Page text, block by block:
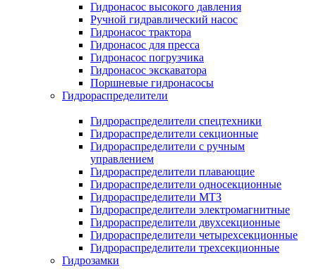
Гидронасос высокого давления
Ручной гидравлический насос
Гидронасос трактора
Гидронасос для пресса
Гидронасос погрузчика
Гидронасос экскаватора
Поршневые гидронасосы
Гидрораспределители
Гидрораспределители спецтехники
Гидрораспределители секционные
Гидрораспределители с ручным
управлением
Гидрораспределители плавающие
Гидрораспределители односекционные
Гидрораспределители МТЗ
Гидрораспределители электромагнитные
Гидрораспределители двухсекционные
Гидрораспределители четырехсекционные
Гидрораспределители трехсекционные
Гидрозамки